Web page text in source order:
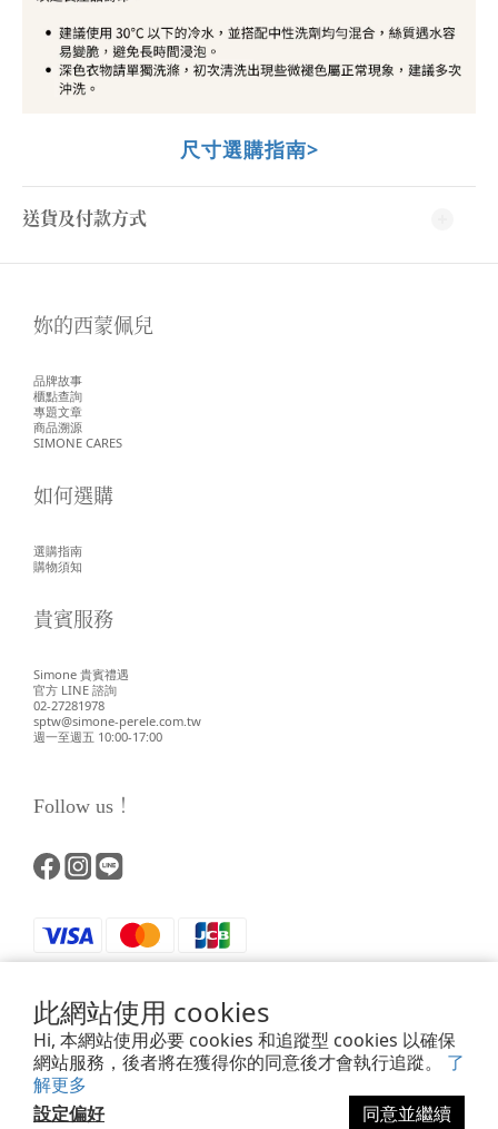
此網站使用 cookies
Hi, 本網站使用必要 cookies 和追蹤型 cookies 以確保
網站服務，後者將在獲得你的同意後才會執行追蹤。 了
解更多
設定偏好
同意並繼續
尺寸選購指南>
送貨及付款方式
妳的西蒙佩兒
品牌故事
櫃點查詢
專題文章
商品溯源
SIMONE CARES
如何選購
選購指南
購物須知
貴賓服務
Simone 貴賓禮遇
官方 LINE 諮詢
02-27281978
sptw@simone-perele.com.tw
週一至週五 10:00-17:00
Follow us！
Powered by SHOPLINE